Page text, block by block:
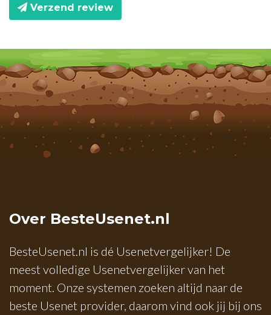
Verzend review
Over BesteUsenet.nl
BesteUsenet.nl is dé Usenetvergelijker! De
meest volledige Usenetvergelijker van het
moment. Onze systemen zoeken altijd naar de
beste Usenet provider, daarom vind ook jij bij ons